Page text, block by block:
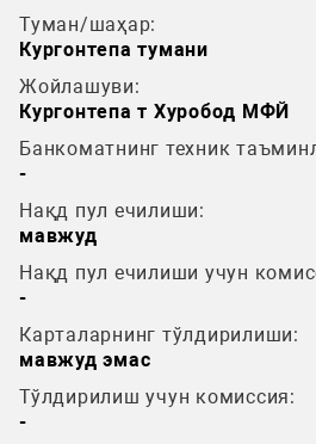
Туман/шаҳар:
Кургонтепа тумани
Жойлашуви:
Кургонтепа т Хуробод МФЙ
Банкоматнинг техник
-
Нақд пул ечилиши:
мавжуд
Нақд пул ечилиши учун
-
Карталарнинг тўлдирилиши:
мавжуд эмас
Тўлдирилиш учун комиссия:
-